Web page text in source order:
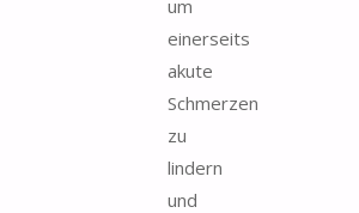
um
einerseits
akute
Schmerzen
zu
lindern
und